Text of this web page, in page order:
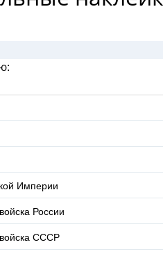
Империи
России
СССР